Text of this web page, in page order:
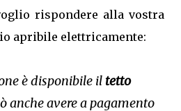
rispondere alla vostra
apribile elettricamente:
è disponibile iltetto
anche avere a pagamento